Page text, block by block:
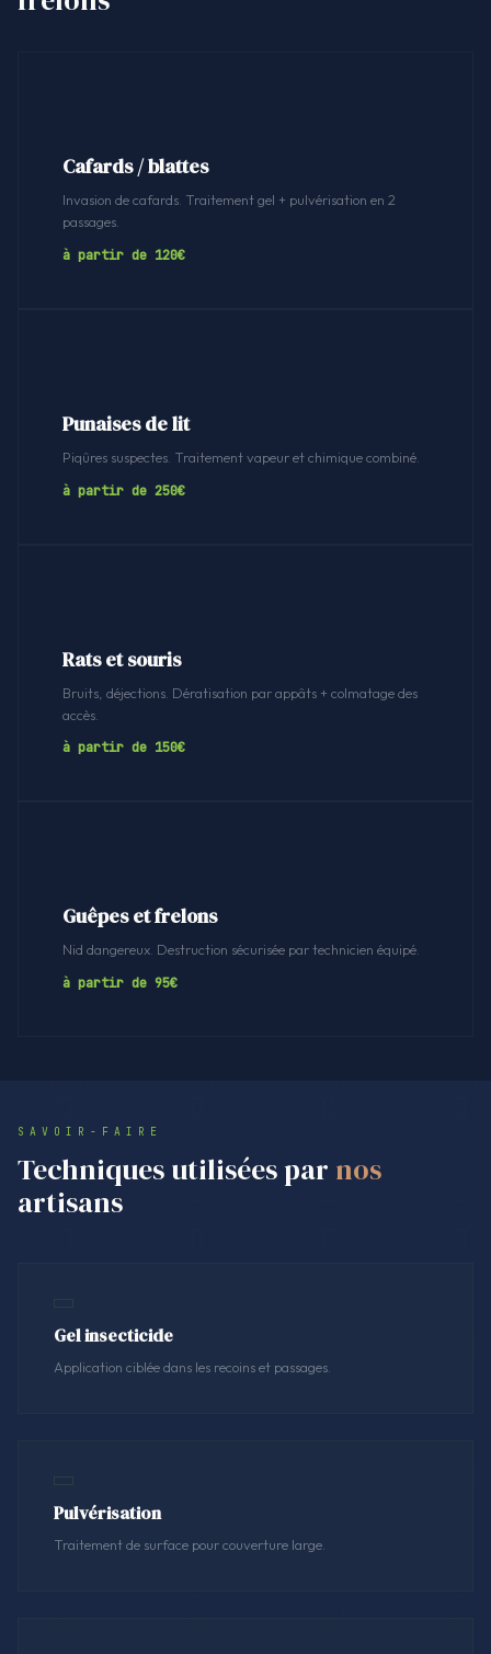
Cafards / blattes
Invasion de cafards. Traitement gel + pulvérisation en 2
passages.
à partir de 120€
Punaises de lit
Piqûres suspectes. Traitement vapeur et chimique combiné.
à partir de 250€
Rats et souris
Bruits, déjections. Dératisation par appâts + colmatage des
accès.
à partir de 150€
Guêpes et frelons
Nid dangereux. Destruction sécurisée par technicien équipé.
à partir de 95€
SAVOIR-FAIRE
Techniques utilisées par nos
artisans
Gel insecticide
Application ciblée dans les recoins et passages.
Pulvérisation
Traitement de surface pour couverture large.